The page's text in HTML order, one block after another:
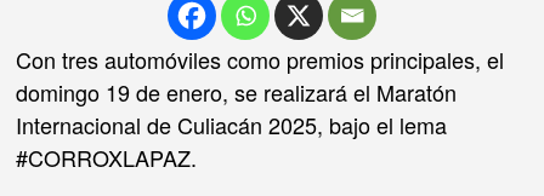
Con tres automóviles como premios principales, el
domingo 19 de enero, se realizará el Maratón
Internacional de Culiacán 2025, bajo el lema
#CORROXLAPAZ.